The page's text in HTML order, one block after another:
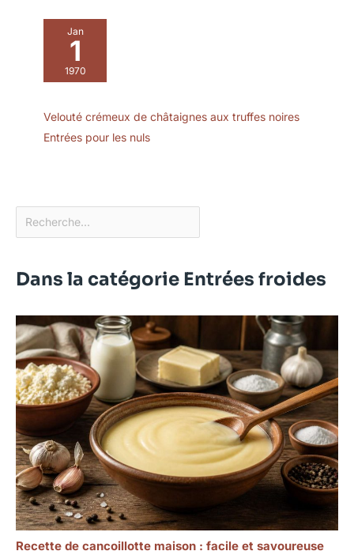
Jan
1
1970
Velouté crémeux de châtaignes aux truffes noires
Entrées pour les nuls
Dans la catégorie Entrées froides
Recette de cancoillotte maison : facile et savoureuse